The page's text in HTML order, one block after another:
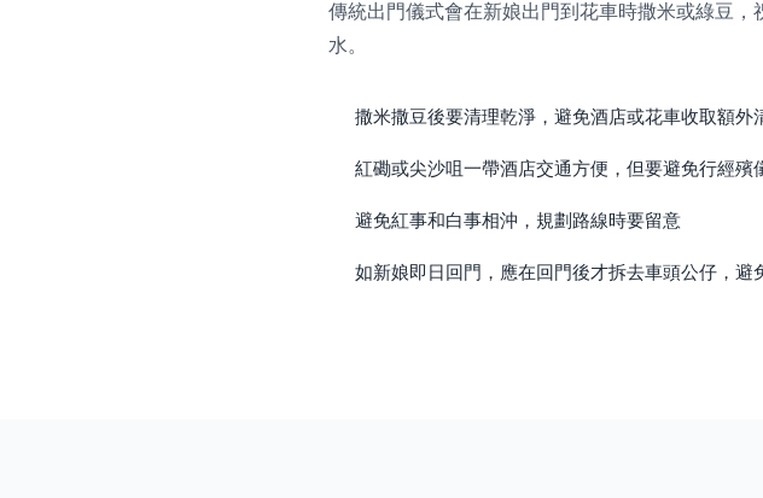
傳統出門儀式會在新娘出門到花車時撒米或綠豆
水。
撒米撒豆後要清理乾淨，避免酒店或花車收取額外
紅磡或尖沙咀一帶酒店交通方便，但要避免行經殯
避免紅事和白事相沖，規劃路線時要留意
如新娘即日回門，應在回門後才拆去車頭公仔，避